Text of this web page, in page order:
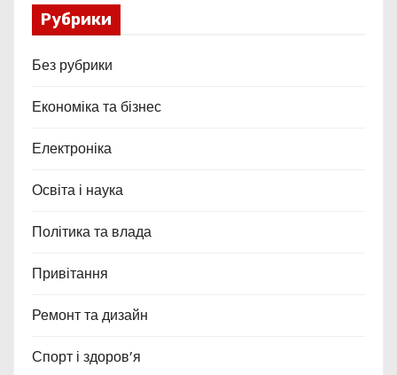
Рубрики
Без рубрики
Економіка та бізнес
Електроніка
Освіта і наука
Політика та влада
Привітання
Ремонт та дизайн
Спорт і здоров’я